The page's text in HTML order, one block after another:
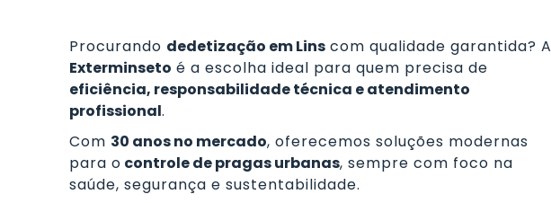
Procurando dedetização em Lins com qualidade garantida? A
Exterminseto é a escolha ideal para quem precisa de
eficiência, responsabilidade técnica e atendimento
profissional.
Com 30 anos no mercado, oferecemos soluções modernas
para o controle de pragas urbanas, sempre com foco na
saúde, segurança e sustentabilidade.